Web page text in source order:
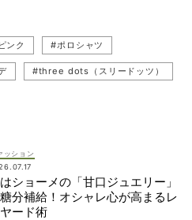
ンク #ポロシャツ
#three dots（スリードッツ）
ック）
ッション
ショーメの「甘口ジュエリー」
分補給！オシャレ心が高まるレ
ード術